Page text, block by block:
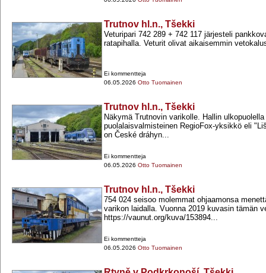
Trutnov hl.n., Tšekki
Veturipari 742 289 +​ 742 117 järjesteli
ratapihalla. Veturit olivat aikaisemmin
Ei kommentteja
06.05.2026 Otto Tuomainen
Trutnov hl.n., Tšekki
Näkymä Trutnovin varikolle. Hallin
puolalaisvalmisteinen RegioFox-​yksikkö eli
on České dráhyn...
Ei kommentteja
06.05.2026 Otto Tuomainen
Trutnov hl.n., Tšekki
754 024 seisoo molemmat ohjaamonsa
varikon laidalla. Vuonna 2019 kuvasin tämän
https://vaunut.org/kuva/153894...
Ei kommentteja
06.05.2026 Otto Tuomainen